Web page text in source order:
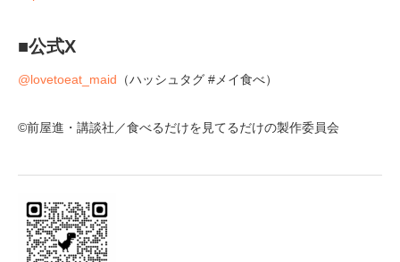
■公式X
@lovetoeat_maid （ハッシュタグ #メイ食べ）
©前屋進・講談社／食べるだけを見てるだけの製作委員会